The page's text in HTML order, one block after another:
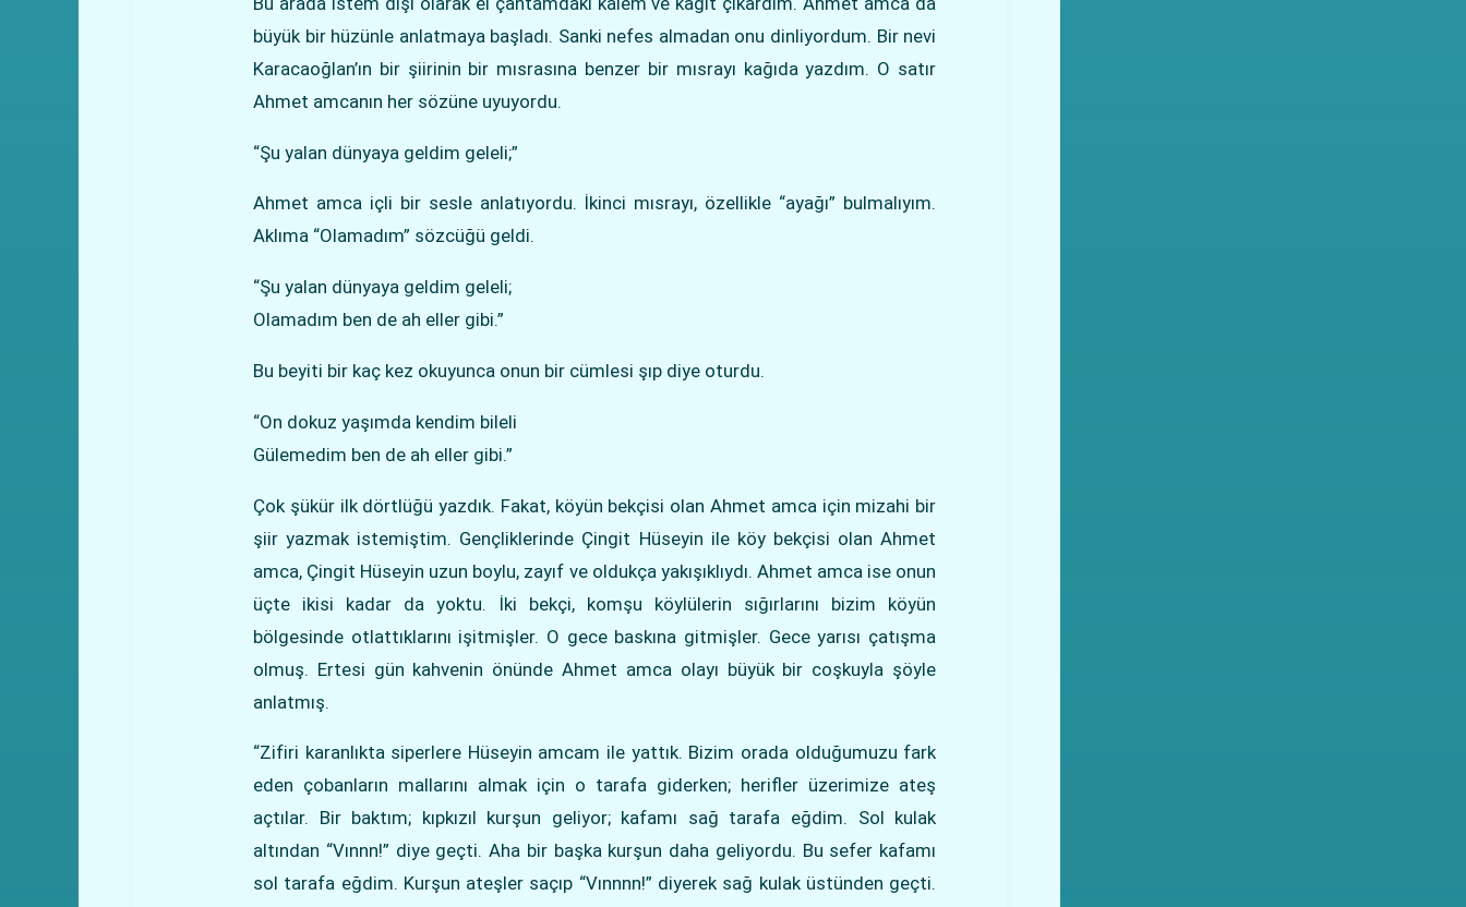
büyük bir hüzünle anlatmaya başladı. Sanki nefes almadan onu dinliyordum. Bir nevi
Karacaoğlan’ın bir şiirinin bir mısrasına benzer bir mısrayı kağıda yazdım. O satır
Ahmet amcanın her sözüne uyuyordu.
“Şu yalan dünyaya geldim geleli;”
Ahmet amca içli bir sesle anlatıyordu. İkinci mısrayı, özellikle “ayağı” bulmalıyım.
Aklıma “Olamadım” sözcüğü geldi.
“Şu yalan dünyaya geldim geleli;
Olamadım ben de ah eller gibi.”
Bu beyiti bir kaç kez okuyunca onun bir cümlesi şıp diye oturdu.
“On dokuz yaşımda kendim bileli
Gülemedim ben de ah eller gibi.”
Çok şükür ilk dörtlüğü yazdık. Fakat, köyün bekçisi olan Ahmet amca için mizahi bir
şiir yazmak istemiştim. Gençliklerinde Çingit Hüseyin ile köy bekçisi olan Ahmet
amca, Çingit Hüseyin uzun boylu, zayıf ve oldukça yakışıklıydı. Ahmet amca ise onun
üçte ikisi kadar da yoktu. İki bekçi, komşu köylülerin sığırlarını bizim köyün
bölgesinde otlattıklarını işitmişler. O gece baskına gitmişler. Gece yarısı çatışma
olmuş. Ertesi gün kahvenin önünde Ahmet amca olayı büyük bir coşkuyla şöyle
anlatmış.
“Zifiri karanlıkta siperlere Hüseyin amcam ile yattık. Bizim orada olduğumuzu fark
eden çobanların mallarını almak için o tarafa giderken; herifler üzerimize ateş
açtılar. Bir baktım; kıpkızıl kurşun geliyor; kafamı sağ tarafa eğdim. Sol kulak
altından “Vınnn!” diye geçti. Aha bir başka kurşun daha geliyordu. Bu sefer kafamı
sol tarafa eğdim. Kurşun ateşler saçıp “Vınnnn!” diyerek sağ kulak üstünden geçti.